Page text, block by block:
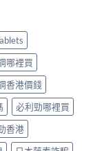
哪裡買
香港價錢
必利勁哪裡買
香港